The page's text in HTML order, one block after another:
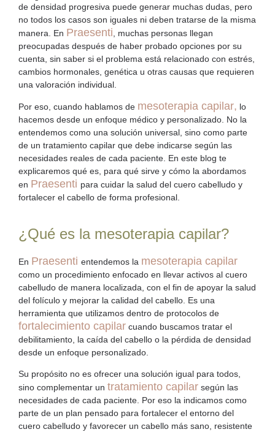
de densidad progresiva puede generar muchas dudas, pero
no todos los casos son iguales ni deben tratarse de la misma
manera. En Praesenti , muchas personas llegan
preocupadas después de haber probado opciones por su
cuenta, sin saber si el problema está relacionado con estrés,
cambios hormonales, genética u otras causas que requieren
una valoración individual.
Por eso, cuando hablamos de mesoterapia capilar, lo
hacemos desde un enfoque médico y personalizado. No la
entendemos como una solución universal, sino como parte
de un tratamiento capilar que debe indicarse según las
necesidades reales de cada paciente. En este blog te
explicaremos qué es, para qué sirve y cómo la abordamos
en Praesenti para cuidar la salud del cuero cabelludo y
fortalecer el cabello de forma profesional.
¿Qué es la mesoterapia capilar?
En Praesenti entendemos la mesoterapia capilar
como un procedimiento enfocado en llevar activos al cuero
cabelludo de manera localizada, con el fin de apoyar la salud
del folículo y mejorar la calidad del cabello. Es una
herramienta que utilizamos dentro de protocolos de
fortalecimiento capilar cuando buscamos tratar el
debilitamiento, la caída del cabello o la pérdida de densidad
desde un enfoque personalizado.
Su propósito no es ofrecer una solución igual para todos,
sino complementar un tratamiento capilar según las
necesidades de cada paciente. Por eso la indicamos como
parte de un plan pensado para fortalecer el entorno del
cuero cabelludo y favorecer un cabello más sano, resistente